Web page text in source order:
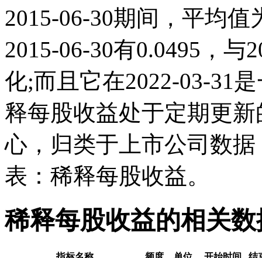
2015-06-30期间，平均
2015-06-30有0.0495，
化;而且它在2022-03-31
释每股收益处于定期更
心，归类于上市公司数
表：稀释每股收益。
稀释每股收益的相关